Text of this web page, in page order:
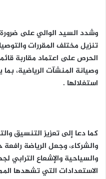
وشدد السيد الوالي على ضرورة
تنزيل مختلف المقررات
الحرص على اعتماد مقاربة
وصيانة المنشآت الرياضية،
استغلالها .
كما دعا إلى تعزيز التنسيق
والشركاء، وجعل الرياضة
والسياحية والإشعاع
الاستعدادات التي تشهدها